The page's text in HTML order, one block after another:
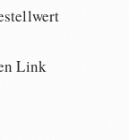
Link